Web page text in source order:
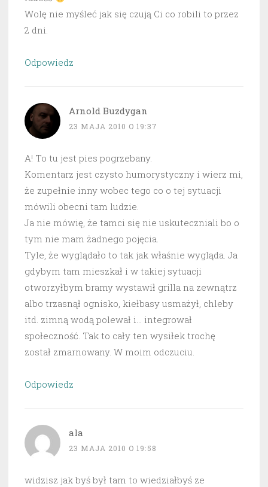
Wolę nie myśleć jak się czują Ci co robili to przez
2 dni.
Odpowiedz
Arnold Buzdygan
23 MAJA 2010 O 19:37
A! To tu jest pies pogrzebany.
Komentarz jest czysto humorystyczny i wierz mi,
że zupełnie inny wobec tego co o tej sytuacji
mówili obecni tam ludzie.
Ja nie mówię, że tamci się nie uskuteczniali bo o
tym nie mam żadnego pojęcia.
Tyle, że wyglądało to tak jak właśnie wygląda. Ja
gdybym tam mieszkał i w takiej sytuacji
otworzyłbym bramy wystawił grilla na zewnątrz
albo trzasnął ognisko, kiełbasy usmażył, chleby
itd. zimną wodą polewał i… integrował
społeczność. Tak to cały ten wysiłek trochę
został zmarnowany. W moim odczuciu.
Odpowiedz
ala
23 MAJA 2010 O 19:58
widzisz jak byś był tam to wiedziałbyś ze